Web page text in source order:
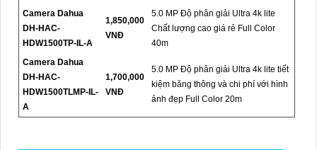
Camera Dahua
DH-HAC-
HDW1500TP-IL-A
1,850,000
VNĐ
5.0 MP Độ phân giải Ultra 4k lite
Chất lượng cao giá rẻ Full Color
40m
Camera Dahua
DH-HAC-
HDW1500TLMP-IL-
A
1,700,000
VNĐ
5.0 MP Độ phân giải Ultra 4k lite tiết
kiệm băng thông và chi phí với hình
ảnh đẹp Full Color 20m